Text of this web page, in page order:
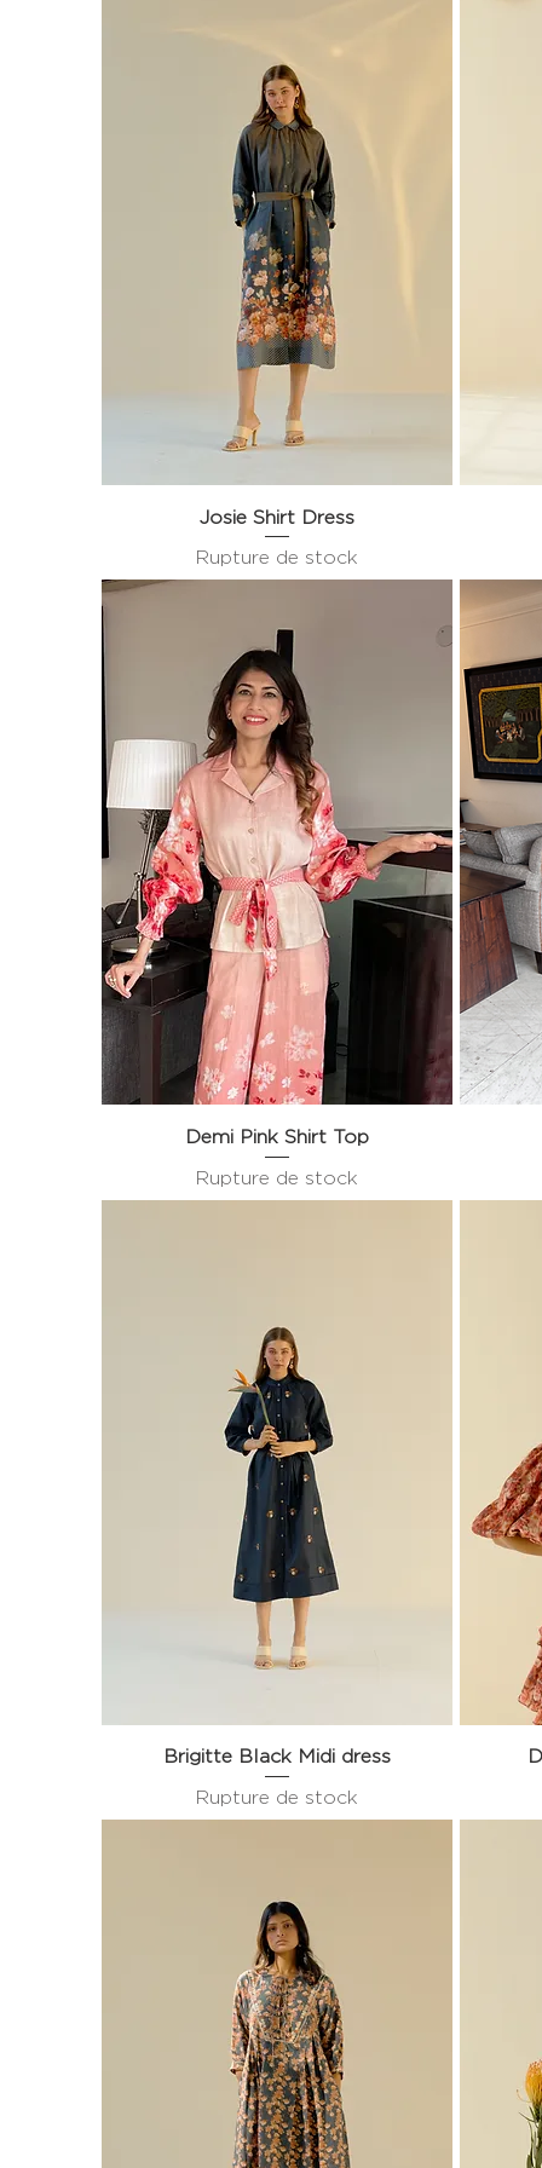
Aperçu rapide
Josie Shirt Dress
Rupture de stock
Aperçu rapide
Demi Pink Shirt Top
Rupture de stock
Aperçu rapide
Brigitte Black Midi dress
Rupture de stock